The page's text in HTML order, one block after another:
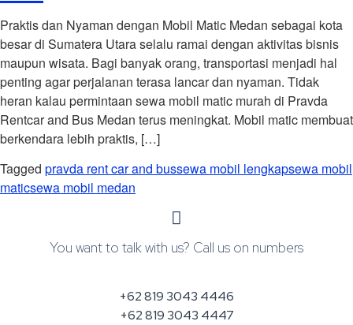
Praktis dan Nyaman dengan Mobil Matic Medan sebagai kota
besar di Sumatera Utara selalu ramai dengan aktivitas bisnis
maupun wisata. Bagi banyak orang, transportasi menjadi hal
penting agar perjalanan terasa lancar dan nyaman. Tidak
heran kalau permintaan sewa mobil matic murah di Pravda
Rentcar and Bus Medan terus meningkat. Mobil matic membuat
berkendara lebih praktis, […]
Tagged pravda rent car and bussewa mobil lengkapsewa mobil
maticsewa mobil medan
You want to talk with us? Call us on numbers
+62 819 3043 4446
+62 819 3043 4447